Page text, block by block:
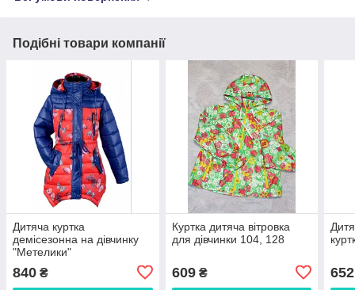
Подібні товари компанії
Дитяча куртка
демісезонна на дівчинку
"Метелики"
840 ₴
Куртка дитяча вітровка
для дівчинки 104, 128
609₴ 652